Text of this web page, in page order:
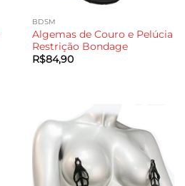
BDSM
Algemas de Couro e Pelúcia
Restrição Bondage
R$84,90